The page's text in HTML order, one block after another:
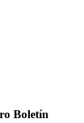
Boletín